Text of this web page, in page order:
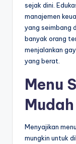
sejak dini.
manajemen
yang seimbang
banyak orang
menjalankan
yang berat.
Menu
Menyajikan
mungkin untuk